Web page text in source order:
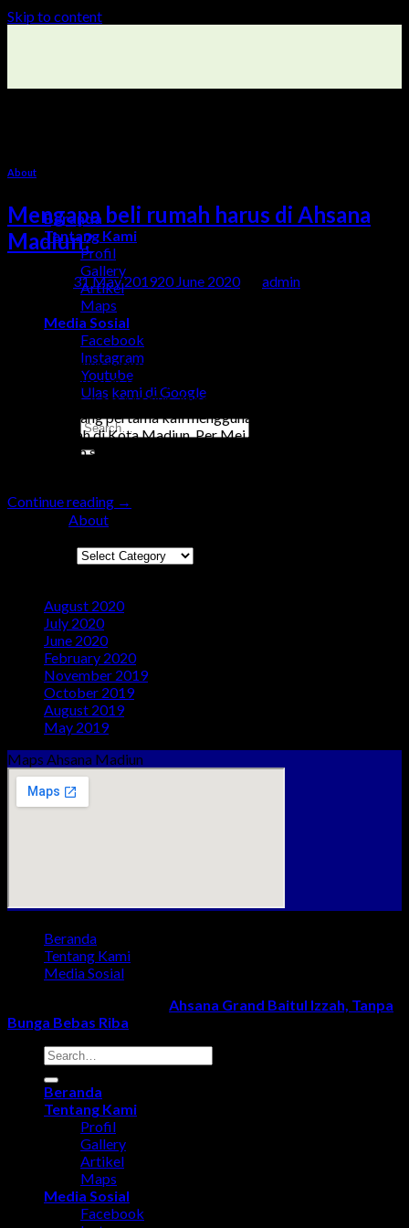
Skip to content
Beranda
Tentang Kami
Profil
Gallery
Artikel
Maps
Media Sosial
Facebook
Instagram
Youtube
Ulas kami di Google
About
Mengapa beli rumah harus di Ahsana
Madiun?
31 May 201920 June 2020by admin
Ahsana Madiun memulai proyek pertamanya pada November
2018. Berlokasi di Jalan Sidodadi VII No 5, Nambangan Kidul,
Manguharjo, Kota Madiun. Ahsana Madiun hadir sebagai
developer yang pertama kali menggunakan konsep dan skema
murni syariah di Kota Madiun. Per Mei 2019, unit yang telah
terjual sudah separuh dari total unit yang tersedia. Berikut
Continue reading →
About
August 2020(3)
July 2020(4)
June 2020(1)
February 2020(2)
November 2019(2)
October 2019(3)
August 2019(1)
May 2019(1)
Maps Ahsana Madiun
Beranda
Tentang Kami
Media Sosial
Ahsana Grand Baitul Izzah, Tanpa
Bunga Bebas Riba
Beranda
Tentang Kami
Profil
Gallery
Artikel
Maps
Media Sosial
Facebook